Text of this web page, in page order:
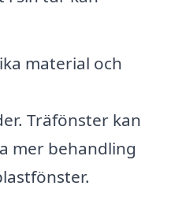
material och
Träfönster kan
mer behandling